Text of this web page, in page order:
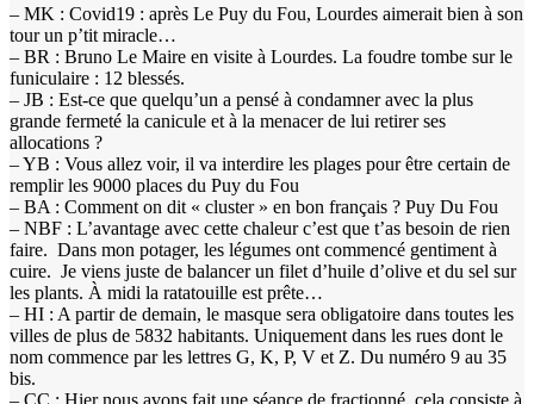
– MK : Covid19 : après Le Puy du Fou, Lourdes aimerait bien à son
tour un p’tit miracle…
– BR : Bruno Le Maire en visite à Lourdes. La foudre tombe sur le
funiculaire : 12 blessés.
– JB : Est-ce que quelqu’un a pensé à condamner avec la plus
grande fermeté la canicule et à la menacer de lui retirer ses
allocations ?
– YB : Vous allez voir, il va interdire les plages pour être certain de
remplir les 9000 places du Puy du Fou
– BA : Comment on dit « cluster » en bon français ? Puy Du Fou
– NBF : L’avantage avec cette chaleur c’est que t’as besoin de rien
faire. Dans mon potager, les légumes ont commencé gentiment à
cuire. Je viens juste de balancer un filet d’huile d’olive et du sel sur
les plants. À midi la ratatouille est prête…
– HI : A partir de demain, le masque sera obligatoire dans toutes les
villes de plus de 5832 habitants. Uniquement dans les rues dont le
nom commence par les lettres G, K, P, V et Z. Du numéro 9 au 35
bis.
– CC : Hier nous avons fait une séance de fractionné, cela consiste à